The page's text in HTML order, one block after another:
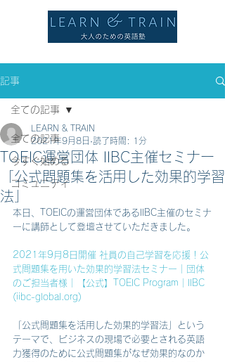
記事
全ての記事
今すぐ始める
コミュニティ
全ての記事
TOEIC運営団体 IIBC主催セミナー
「公式問題集を活用した効果的学習
法」
LEARN & TRAIN
2021年9月8日 読了時間: 1分
本日、TOEICの運営団体であるIIBC主催のセミナ
ーに講師として登壇させていただきました。
2021年9月8日開催 社員の自己学習を応援！公
式問題集を用いた効果的学習法セミナー｜団体
のご担当者様｜【公式】TOEIC Program｜IIBC
(iibc-global.org)
「公式問題集を活用した効果的学習法」という
テーマで、ビジネスの現場で必要とされる英語
力獲得のために公式問題集がなぜ効果的なのか